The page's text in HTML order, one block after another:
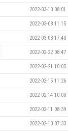
2022-03-10 08:01
2022-03-08 11:15
2022-03-03 17:43
2022-02-22 08:47
2022-02-21 10:05
2022-02-15 11:26
2022-02-14 10:00
2022-02-11 08:39
2022-02-10 07:33